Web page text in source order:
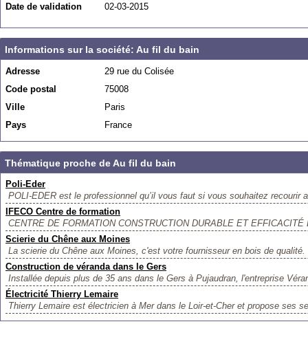
Date de validation
02-03-2015
Informations sur la société: Au fil du bain
Adresse
29 rue du Colisée
Code postal
75008
Ville
Paris
Pays
France
Thématique proche de Au fil du bain
Poli-Eder
POLI-EDER est le professionnel qu’il vous faut si vous souhaitez recourir
IFECO Centre de formation
CENTRE DE FORMATION CONSTRUCTION DURABLE ET
Scierie du Chêne aux Moines
La scierie du Chêne aux Moines, c'est votre fournisseur en bois de
Construction de véranda dans le Gers
Installée depuis plus de 35 ans dans le Gers à Pujaudran, l'entreprise
Électricité Thierry Lemaire
Thierry Lemaire est électricien à Mer dans le Loir-et-Cher et propose ses